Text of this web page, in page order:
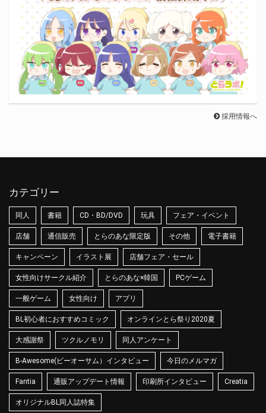
採用情報へ
カテゴリー
同人 書籍 CD・BD/DVD 玩具 フェア・イベント
店舗 通信販売 とらのあな限定版 その他 電子書籍
キャンペーン イラスト展 店舗フェア・セール
女性向けサークル紹介 とらのあな×韓国 PCゲーム
一般ゲーム 女性向け アプリ
BL初心者におすすめコミック オンラインとら祭り2020夏
大感謝祭 ツクルノモリ 同人アンケート
B-Awesome(ビーオーサム）インタビュー 今日のメルマガ
Fantia 通販アップデート情報 印刷所インタビュー Creatia
オリジナルBL同人誌特集